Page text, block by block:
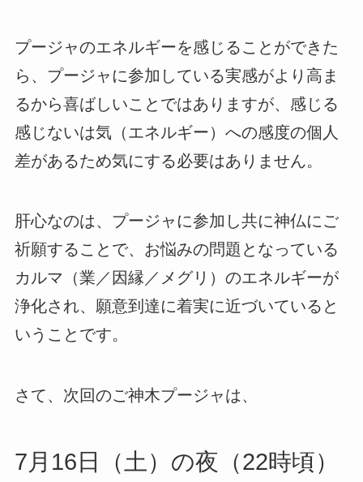
プージャのエネルギーを感じることができた
ら、プージャに参加している実感がより高ま
るから喜ばしいことではありますが、感じる
感じないは気（エネルギー）への感度の個人
差があるため気にする必要はありません。
肝心なのは、プージャに参加し共に神仏にご
祈願することで、お悩みの問題となっている
カルマ（業／因縁／メグリ）のエネルギーが
浄化され、願意到達に着実に近づいていると
いうことです。
さて、次回のご神木プージャは、
7月16日（土）の夜（22時頃）